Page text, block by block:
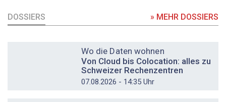
DOSSIERS » MEHR DOSSIERS
Wo die Daten wohnen
Von Cloud bis Colocation: alles zu
Schweizer Rechenzentren
07.08.2026 - 14:35 Uhr